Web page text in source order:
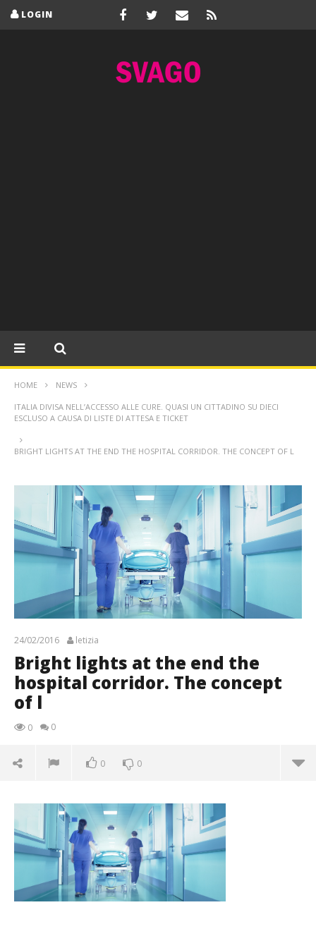
LOGIN
HOME NEWS
ITALIA DIVISA NELL’ACCESSO ALLE CURE. QUASI UN CITTADINO SU DIECI
ESCLUSO A CAUSA DI LISTE DI ATTESA E TICKET
BRIGHT LIGHTS AT THE END THE HOSPITAL CORRIDOR. THE CONCEPT OF L
24/02/2016 letizia
Bright lights at the end the
hospital corridor. The concept
of l
0 0
0 0
concept of l
24/02/2016
letizia